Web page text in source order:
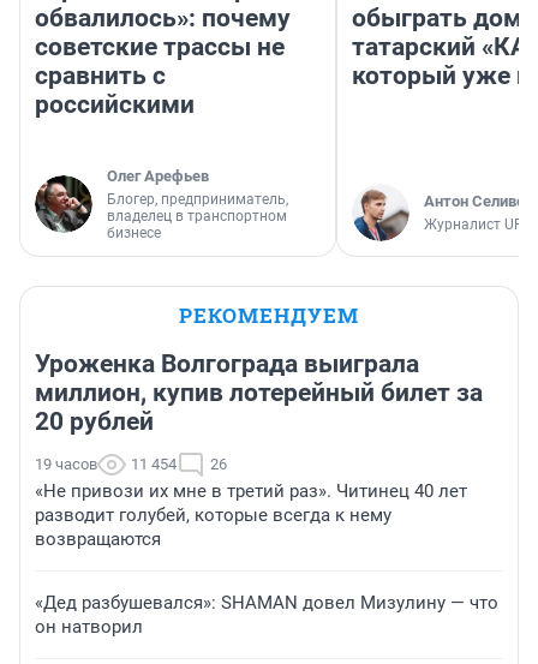
обвалилось»: почему
советские трассы не
сравнить с
российскими
Олег Арефьев
Блогер, предприниматель,
владелец в транспортном
бизнесе
обыграть дома
татарский
который уже
Антон
Журналист
РЕКОМЕНДУЕМ
Уроженка Волгограда выиграла
миллион, купив лотерейный билет за
20 рублей
19 часов 11 454 26
«Не привози их мне в третий раз». Читинец 40 лет
разводит голубей, которые всегда к нему
возвращаются
«Дед разбушевался»: SHAMAN довел Мизулину — что
он натворил